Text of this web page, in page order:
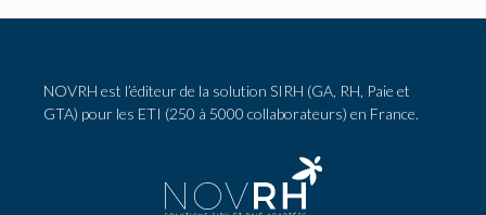
NOVRH est l’éditeur de la solution SIRH (GA, RH, Paie et
GTA) pour les ETI (250 à 5000 collaborateurs) en France.